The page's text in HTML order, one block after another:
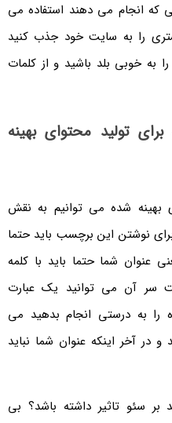
که انجام می دهند استفاده می
را به سایت خود جذب کنید
به خوبی بلد باشید و از کلمات
تولید محتوای بهینه
بهینه شده می توانیم به نقش
نوشتن این برچسب باید حتما
عنوان شما حتما باید با کلمه
آن می توانید یک عبارت
را به درستی انجام بدهید می
در آخر اینکه عنوان شما نباید
سئو تاثیر داشته باشد؟ بی